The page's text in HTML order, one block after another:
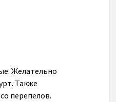
Желательно
Также
перепелов.